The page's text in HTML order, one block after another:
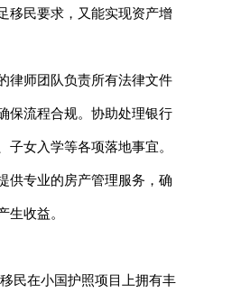
移民要求，又能实现资产增
律师团队负责所有法律文件
保流程合规。协助处理银行
子女入学等各项落地事宜。
供专业的房产管理服务，确
生收益。
民在小国护照项目上拥有丰